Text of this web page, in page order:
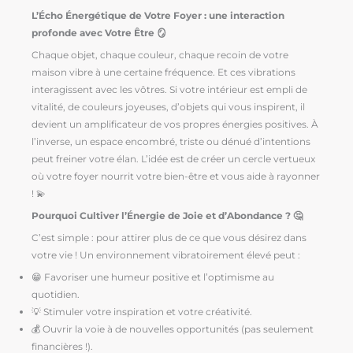
L’Écho Énergétique de Votre Foyer : une interaction
profonde avec Votre Être 🪞
Chaque objet, chaque couleur, chaque recoin de votre
maison vibre à une certaine fréquence. Et ces vibrations
interagissent avec les vôtres. Si votre intérieur est empli de
vitalité, de couleurs joyeuses, d’objets qui vous inspirent, il
devient un amplificateur de vos propres énergies positives. À
l’inverse, un espace encombré, triste ou dénué d’intentions
peut freiner votre élan. L’idée est de créer un cercle vertueux
où votre foyer nourrit votre bien-être et vous aide à rayonner
! 💫
Pourquoi Cultiver l’Énergie de Joie et d’Abondance ? 🤔
C’est simple : pour attirer plus de ce que vous désirez dans
votre vie ! Un environnement vibratoirement élevé peut :
😁 Favoriser une humeur positive et l’optimisme au
quotidien.
💡 Stimuler votre inspiration et votre créativité.
💰 Ouvrir la voie à de nouvelles opportunités (pas seulement
financières !).